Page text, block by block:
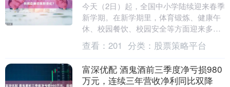
今天（2日）起，全国中小学陆续迎来春季
新学期。在新学期里，体育锻炼、健康午
休、校园餐饮、校园安全等方面迎来多项
新政策、新变化，全方位守护学生成长。
开学前夕，教....
查看： 201 分类： 股票策略平台
富深优配 酒鬼酒前三季度净亏损980
万元，连续三年营收净利同比双降